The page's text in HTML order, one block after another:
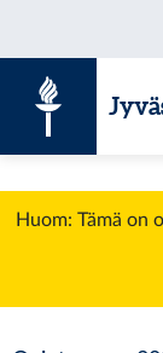
Huom: Tämä on